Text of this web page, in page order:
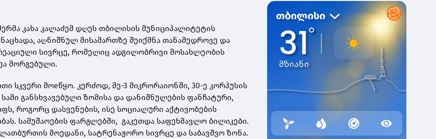
კახა კალაძემ დღეს თბილისის მუნიციპალიტეტის
აღნიშნულ მისამართზე შეიქმნა თანამედროვე და
სივრცე, რომელიც ადგილობრივი მოსახლეობის
მორგებული.
სკვერი მოeწყო. კერძოდ, მე-3 მიკრორაიონში, 30-ე კორპუსის
განსხვავებული ზომისა და დანიშნულების ფანჩატური,
როგორც დასვენების, ისე სოციალური აქტივობების
სამუშაოების ფარგლებში, გაკეთდა საფეხმავლო ბილიკები.
მოედანი, სატრენაჟორო სივრცე და საბავშვო ზონა.